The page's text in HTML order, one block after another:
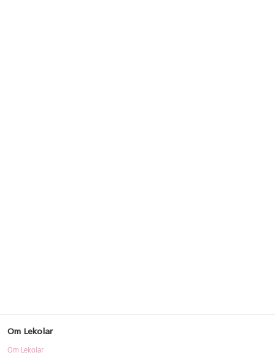
Om Lekolar
Om Lekolar